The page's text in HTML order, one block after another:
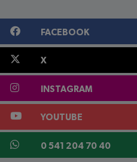
FACEBOOK
X
INSTAGRAM
YOUTUBE
0 541 204 70 40